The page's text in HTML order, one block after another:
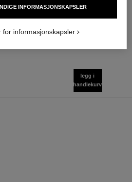
Ref. 126990
Legg i handlekurv
legg i
handlekurv
INFORMASJONSKAPSLER
for informasjonskapsler